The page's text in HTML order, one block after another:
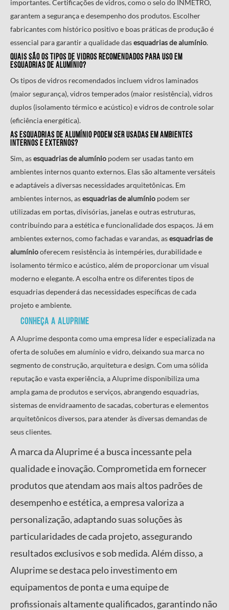
importantes. Certificações de vidros, como o selo do INMETRO,
garantem a segurança e desempenho dos produtos. Escolher
fabricantes com histórico positivo e boas práticas de produção é
essencial para garantir a qualidade dasesquadrias de alumínio.
Quais são os tipos de vidros recomendados para uso em
esquadrias de alumínio?
Os tipos de vidros recomendados incluem vidros laminados
(maior segurança), vidros temperados (maior resistência), vidros
duplos (isolamento térmico e acústico) e vidros de controle solar
(eficiência energética).
As esquadrias de alumínio podem ser usadas em ambientes
internos e externos?
Sim, asesquadrias de alumínio podem ser usadas tanto em
ambientes internos quanto externos. Elas são altamente versáteis
e adaptáveis a diversas necessidades arquitetônicas. Em
ambientes internos, asesquadrias de alumínio podem ser
utilizadas em portas, divisórias, janelas e outras estruturas,
contribuindo para a estética e funcionalidade dos espaços. Já em
ambientes externos, como fachadas e varandas, asesquadrias de
alumíniooferecem resistência às intempéries, durabilidade e
isolamento térmico e acústico, além de proporcionar um visual
moderno e elegante. A escolha entre os diferentes tipos de
esquadrias dependerá das necessidades específicas de cada
projeto e ambiente.
Conheça a Aluprime
A Aluprime desponta como uma empresa líder e especializada na
oferta de soluões em alumínio e vidro, deixando sua marca no
segmento de construção, arquitetura e design. Com uma sólida
reputação e vasta experiência, a Aluprime disponibiliza uma
ampla gama de produtos e serviços, abrangendo esquadrias,
sistemas de envidraamento de sacadas, coberturas e elementos
arquitetônicos diversos, para atender às diversas demandas de
seus clientes.
A marca da Aluprime é a busca incessante pela
qualidade e inovação. Comprometida em fornecer
produtos que atendam aos mais altos padrões de
desempenho e estética, a empresa valoriza a
personalização, adaptando suas soluções às
particularidades de cada projeto, assegurando
resultados exclusivos e sob medida. Além disso, a
Aluprime se destaca pelo investimento em
equipamentos de ponta e uma equipe de
profissionais altamente qualificados, garantindo não